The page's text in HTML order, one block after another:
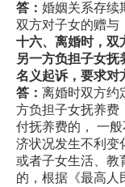
答： 婚姻关系存续
双方对子女的赠与
十六、离婚时，双
另一方负担子女抚
名义起诉，要求对
答： 离婚时双方约
方负担子女抚养费
付抚养费的， 一
济状况发生不利变
或者子女生活、教
的，根据《最高人